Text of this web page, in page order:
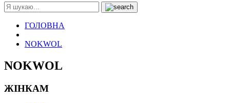
ГОЛОВНА
NOKWOL
NOKWOL
ЖІНКАМ